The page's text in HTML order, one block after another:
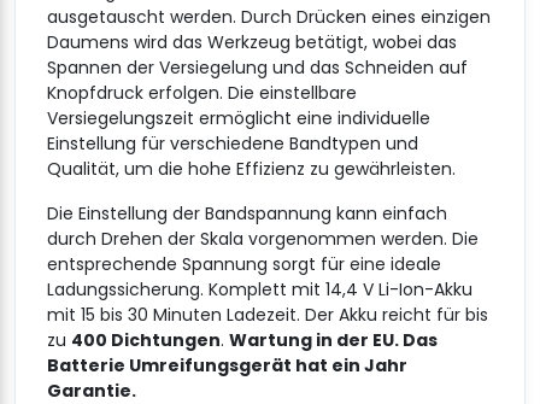
ausgetauscht werden. Durch Drücken eines einzigen
Daumens wird das Werkzeug betätigt, wobei das
Spannen der Versiegelung und das Schneiden auf
Knopfdruck erfolgen. Die einstellbare
Versiegelungszeit ermöglicht eine individuelle
Einstellung für verschiedene Bandtypen und
Qualität, um die hohe Effizienz zu gewährleisten.
Die Einstellung der Bandspannung kann einfach
durch Drehen der Skala vorgenommen werden. Die
entsprechende Spannung sorgt für eine ideale
Ladungssicherung. Komplett mit 14,4 V Li-Ion-Akku
mit 15 bis 30 Minuten Ladezeit. Der Akku reicht für bis
zu 400 Dichtungen. Wartung in der EU. Das
Batterie Umreifungsgerät hat ein Jahr
Garantie.